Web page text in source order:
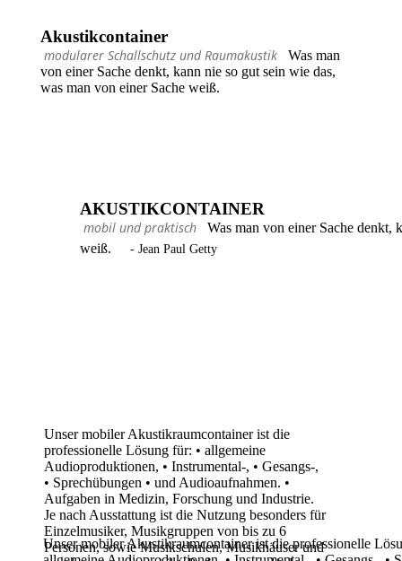
Unser mobiler Akustikraumcontainer ist die professionelle
AKUSTIKCONTAINER
mobil und praktisch
Was man von einer Sache denkt,
weiß.
- Jean Paul Getty
Akustikcontainer
modularer Schallschutz und Raumakustik
Was man
von einer Sache denkt, kann nie so gut sein wie das,
was man von einer Sache weiß.
Unser mobiler Akustikraumcontainer ist die
professionelle Lösung für: • allgemeine
Audioproduktionen, • Instrumental-, • Gesangs-,
• Sprechübungen • und Audioaufnahmen. •
Aufgaben in Medizin, Forschung und Industrie.
Je nach Ausstattung ist die Nutzung besonders für
Einzelmusiker, Musikgruppen von bis zu 6
Personen, sowie Musikschulen, Musikhäuserund